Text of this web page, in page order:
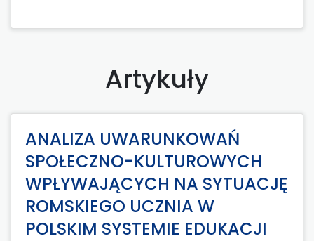
Artykuły
ANALIZA UWARUNKOWAŃ
SPOŁECZNO-KULTUROWYCH
WPŁYWAJĄCYCH NA SYTUACJĘ
ROMSKIEGO UCZNIA W
POLSKIM SYSTEMIE EDUKACJI